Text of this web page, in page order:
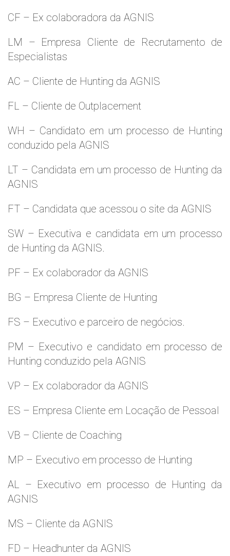
CF – Ex colaboradora da AGNIS
LM – Empresa Cliente de Recrutamento de
Especialistas
AC – Cliente de Hunting da AGNIS
FL – Cliente de Outplacement
WH – Candidato em um processo de Hunting
conduzido pela AGNIS
LT – Candidata em um processo de Hunting da
AGNIS
FT – Candidata que acessou o site da AGNIS
SW – Executiva e candidata em um processo
de Hunting da AGNIS.
PF – Ex colaborador da AGNIS
BG – Empresa Cliente de Hunting
FS – Executivo e parceiro de negócios.
PM – Executivo e candidato em processo de
Hunting conduzido pela AGNIS
VP – Ex colaborador da AGNIS
ES – Empresa Cliente em Locação de Pessoal
VB – Cliente de Coaching
MP – Executivo em processo de Hunting
AL – Executivo em processo de Hunting da
AGNIS
MS – Cliente da AGNIS
FD – Headhunter da AGNIS